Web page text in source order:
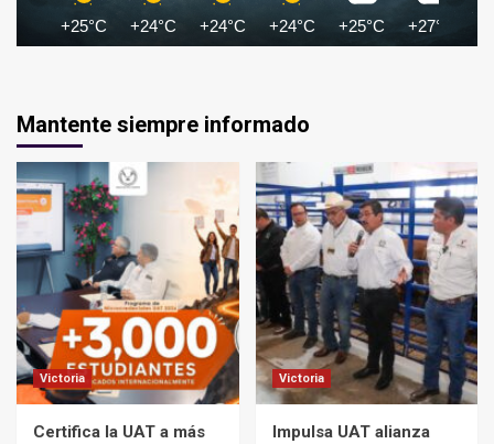
+25°C +24°C +24°C +24°C +25°C +27°C
Mantente siempre informado
Victoria
Certifica la UAT a más
Victoria
Impulsa UAT alianza